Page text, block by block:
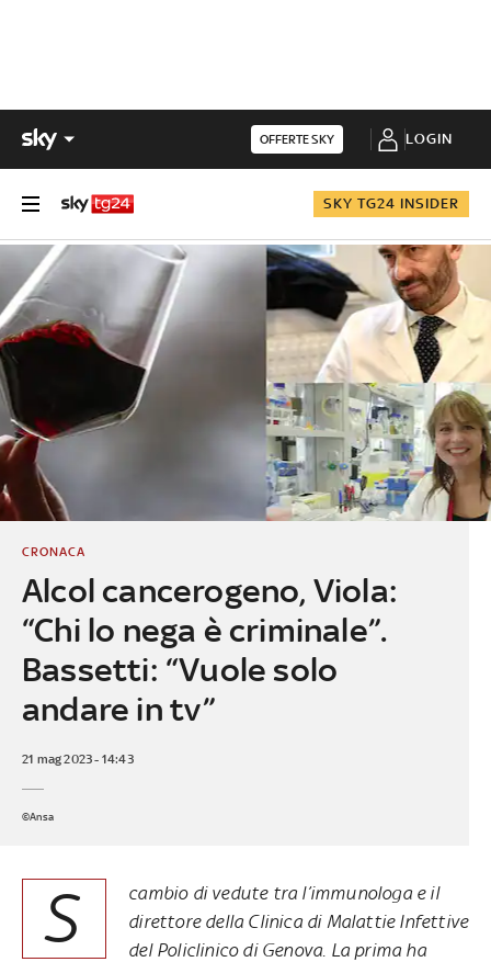
OFFERTE SKY LOGIN
SKY TG24 INSIDER
Alcol cancerogeno, Viola:
“Chi lo nega è criminale”.
Bassetti: “Vuole solo
andare in tv”
CRONACA
21 mag 2023 - 14:43
©Ansa
S
cambio di vedute tra l’immunologa e il
direttore della Clinica di Malattie Infettive
del Policlinico di Genova. La prima ha